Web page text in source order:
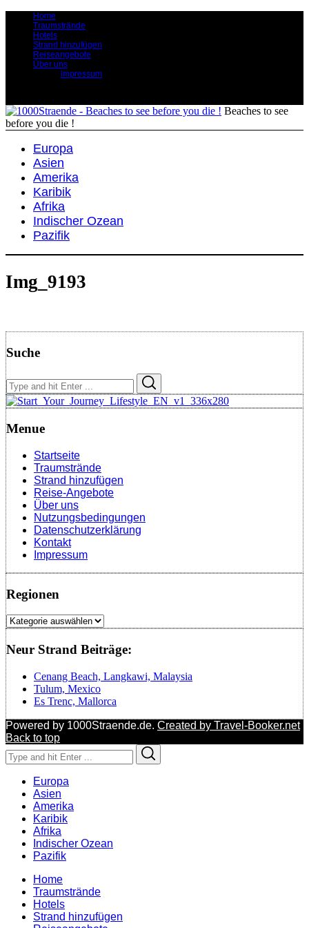
Home
Traumstrände
Hotels
Strand hinzufügen
Reiseangebote
Über uns
Impressum
Beaches to see
before you die !
Europa
Asien
Amerika
Karibik
Afrika
Indischer Ozean
Pazifik
Img_9193
Suche
Search
for:
Menue
Startseite
Traumstrände
Strand hinzufügen
Reise-Angebote
Über uns
Nutzungsbedingungen
Datenschutzerklärung
Kontakt
Impressum
Regionen
Regionen
Neur Strand Beiträge:
Cenang Beach, Langkawi, Malaysia
Tulum, Mexico
Es Trenc, Mallorca
Powered by 1000Straende.de. Created by Travel-Booker.net
Back to top
Search
for:
Europa
Asien
Amerika
Karibik
Afrika
Indischer Ozean
Pazifik
Home
Traumstrände
Hotels
Strand hinzufügen